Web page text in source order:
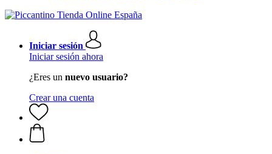
Iniciar sesión
Iniciar sesión ahora
¿Eres un nuevo usuario?
Crear una cuenta